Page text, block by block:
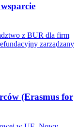
z BUR dla firm
zarządzany
(Erasmus for